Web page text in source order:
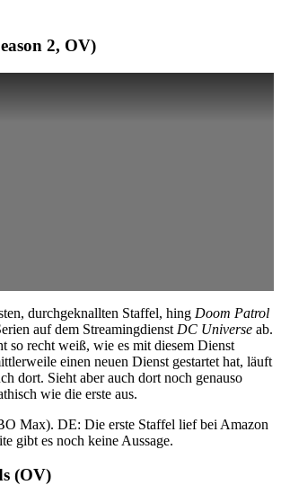
2, OV)
durchgeknallten Staffel, hing Doom Patrol
auf dem Streamingdienst DC Universe ab.
so recht weiß, wie es mit diesem Dienst
einen neuen Dienst gestartet hat, läuft
dort. Sieht aber auch dort noch genauso
wie die erste aus.
Max). DE: Die erste Staffel lief bei Amazon
gibt es noch keine Aussage.
(OV)